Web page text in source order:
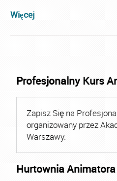
Więcej
Profesjonalny Kurs
Zapisz Się na
organizowany przez
Warszawy.
Hurtownia Animatora